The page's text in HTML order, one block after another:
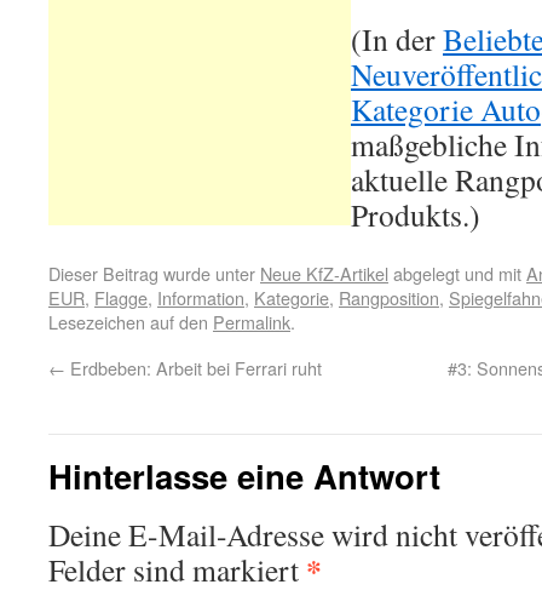
(In der
Kategorie Auto
maßgebliche
aktuelle
Produkts.)
Dieser Beitrag wurde unter Neue KfZ-Artikel abgelegt und mit
EUR, Flagge, Information, Kategorie, Rangposition,
Lesezeichen auf den Permalink.
← Erdbeben: Arbeit bei Ferrari ruht #3:
Hinterlasse eine Antwort
Deine E-Mail-Adresse wird nicht
Felder sind markiert *